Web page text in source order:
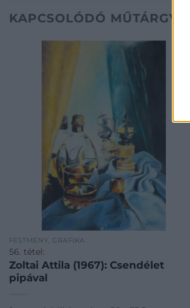
KAPCSOLÓDÓ MŰTÁRGYAK
FESTMÉNY, GRAFIKA
56. tétel:
Zoltai Attila (1967): Csendélet
pipával